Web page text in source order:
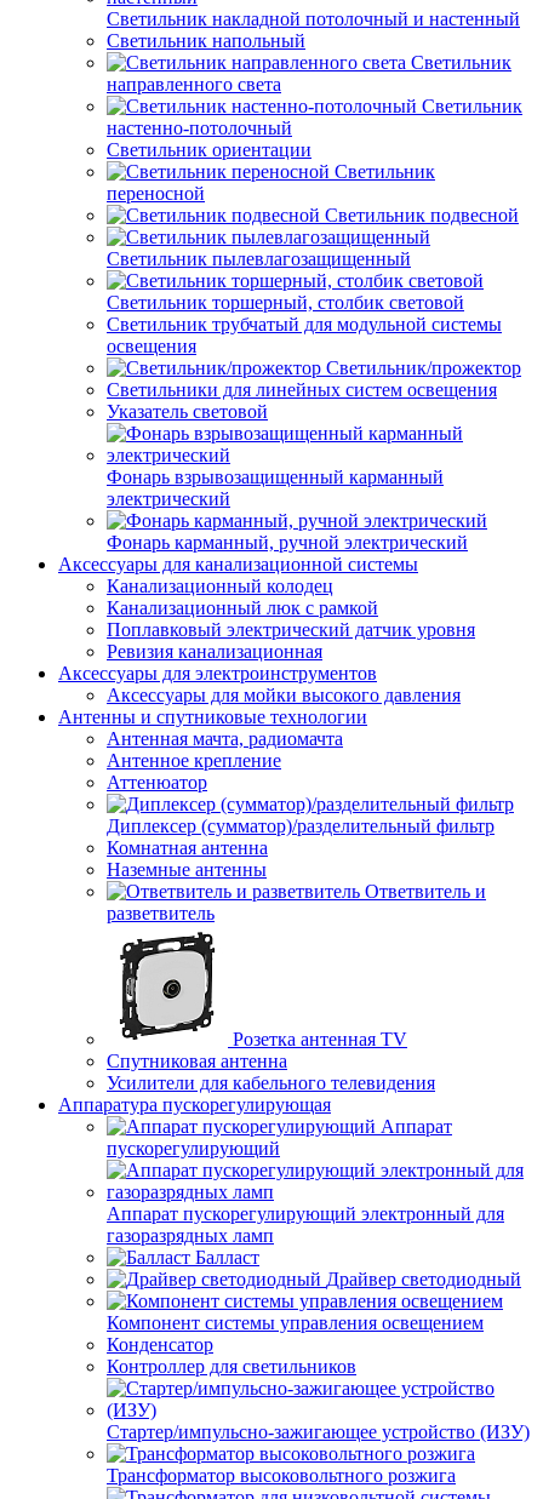
Светильник накладной потолочный и настенный
Светильник напольный
Светильник
направленного света
Светильник
настенно-потолочный
Светильник ориентации
Светильник
переносной
Светильник подвесной
Светильник пылевлагозащищенный
Светильник торшерный, столбик световой
Светильник трубчатый для модульной системы
освещения
Светильник/прожектор
Светильники для линейных систем освещения
Указатель световой
Фонарь взрывозащищенный карманный
электрический
Фонарь карманный, ручной электрический
Аксессуары для канализационной системы
Канализационный колодец
Канализационный люк с рамкой
Поплавковый электрический датчик уровня
Ревизия канализационная
Аксессуары для электроинструментов
Аксессуары для мойки высокого давления
Антенны и спутниковые технологии
Антенная мачта, радиомачта
Антенное крепление
Аттенюатор
Диплексер (сумматор)/разделительный фильтр
Комнатная антенна
Наземные антенны
Ответвитель и
разветвитель
Розетка антенная TV
Спутниковая антенна
Усилители для кабельного телевидения
Аппаратура пускорегулирующая
Аппарат
пускорегулирующий
Аппарат пускорегулирующий электронный для
газоразрядных ламп
Балласт
Драйвер светодиодный
Компонент системы управления освещением
Конденсатор
Контроллер для светильников
Стартер/импульсно-зажигающее устройство (ИЗУ)
Трансформатор высоковольтного розжига